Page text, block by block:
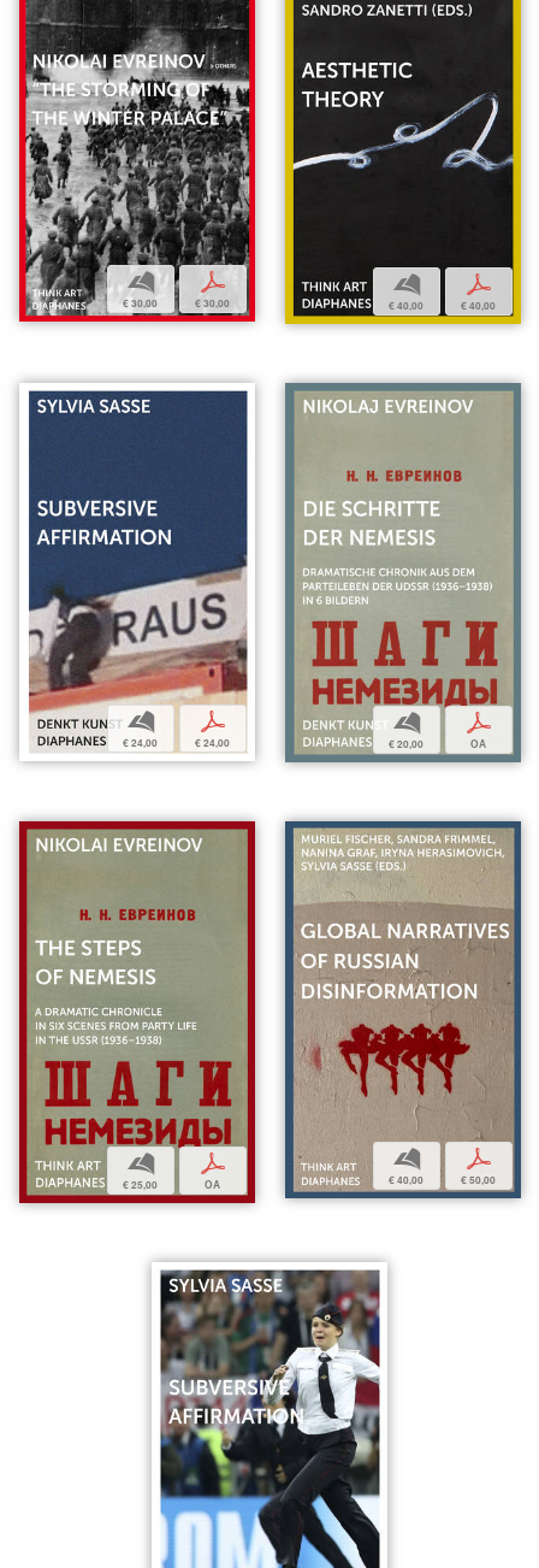
b
€ 30,00
p
€ 30,00
b
€ 40,00
p
€ 40,00
b
€ 24,00
p
€ 24,00
b
€ 20,00
p
OA
b
€ 25,00
p
OA
b
€ 40,00
p
€ 50,00